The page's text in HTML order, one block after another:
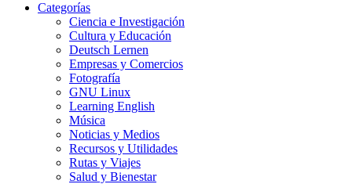
Categorías
Ciencia e Investigación
Cultura y Educación
Deutsch Lernen
Empresas y Comercios
Fotografía
GNU Linux
Learning English
Música
Noticias y Medios
Recursos y Utilidades
Rutas y Viajes
Salud y Bienestar